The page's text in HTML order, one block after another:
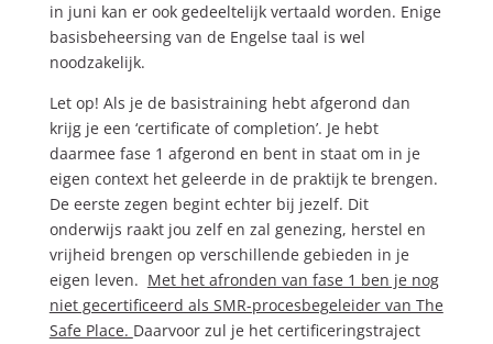
in juni kan er ook gedeeltelijk vertaald worden. Enige
basisbeheersing van de Engelse taal is wel
noodzakelijk.
Let op! Als je de basistraining hebt afgerond dan
krijg je een ‘certificate of completion’. Je hebt
daarmee fase 1 afgerond en bent in staat om in je
eigen context het geleerde in de praktijk te brengen.
De eerste zegen begint echter bij jezelf. Dit
onderwijs raakt jou zelf en zal genezing, herstel en
vrijheid brengen op verschillende gebieden in je
eigen leven. Met het afronden van fase 1 ben je nog
niet gecertificeerd als SMR-procesbegeleider van The
Safe Place. Daarvoor zul je het certificeringstraject